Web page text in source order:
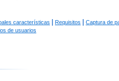
características | Requisitos | Captura de
de usuarios